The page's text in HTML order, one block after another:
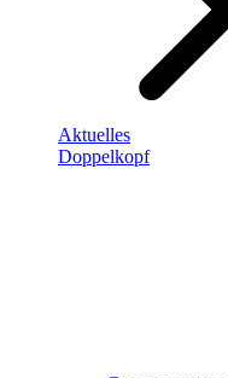
Aktuelles
Doppelkopf